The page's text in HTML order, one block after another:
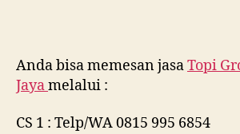
Anda bisa memesan jasaTopi
Jayamelalui :
CS 1 : Telp/WA 0815 995 6854